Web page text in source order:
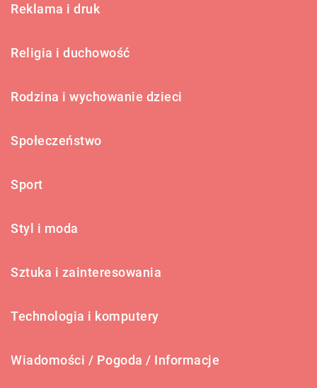
Reklama i druk
Religia i duchowość
Rodzina i wychowanie dzieci
Społeczeństwo
Sport
Styl i moda
Sztuka i zainteresowania
Technologia i komputery
Wiadomości / Pogoda / Informacje